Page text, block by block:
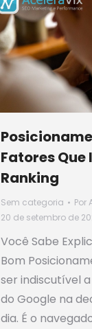
Fatores
Ranking
Sem categoria Por
20 de setembro de
Você Sabe
Bom
ser indiscutível
do Google na
dia. É o